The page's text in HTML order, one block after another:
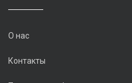
О нас
Контакты